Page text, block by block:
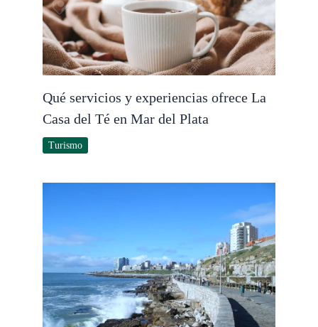
Qué servicios y experiencias ofrece La
Casa del Té en Mar del Plata
Turismo